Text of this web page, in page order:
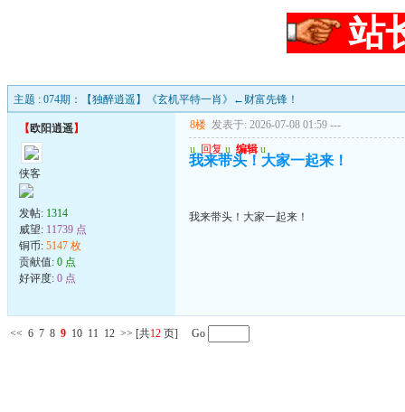
站
主题 : 074期：【独醉逍遥】《玄机平特一肖》←财富先锋！
【 欧阳逍遥】
侠客
发帖: 1314
威望: 11739 点
铜币: 5147 枚
贡献值: 0 点
好评度: 0 点
8楼 发表于: 2026-07-08 01:59 ---
u 回复 u 编辑 u
我来带头！大家一起来！
我来带头！大家一起来！
<< 6 7 8 9 10 11 12 >> [共12 页] Go